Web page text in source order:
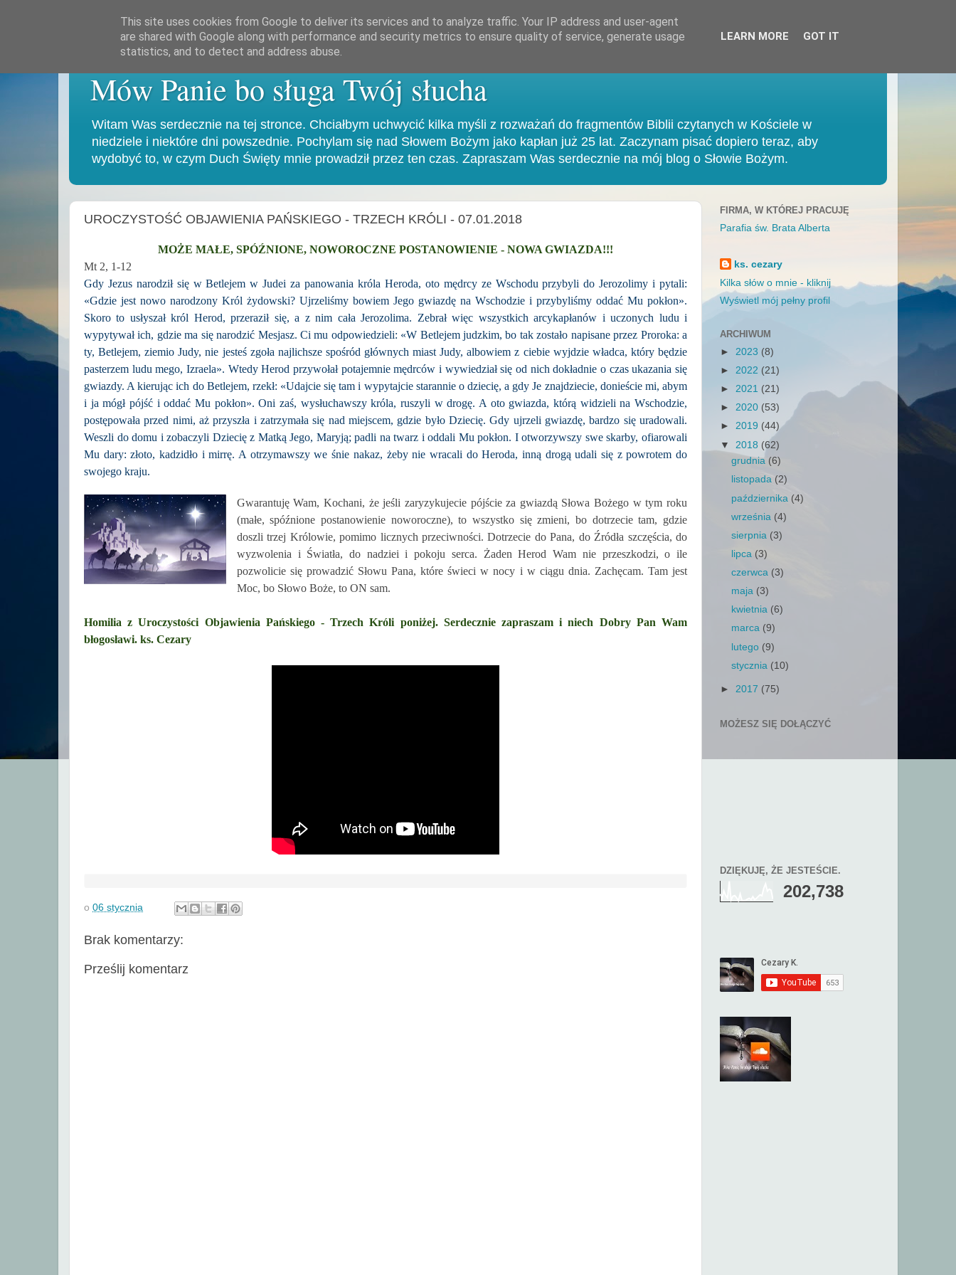
Mów Panie bo sługa Twój słucha
Witam Was serdecznie na tej stronce. Chciałbym uchwycić kilka myśli z rozważań do fragmentów Biblii czytanych w Kościele w
niedziele i niektóre dni powszednie. Pochylam się nad Słowem Bożym jako kapłan już 25 lat. Zaczynam pisać dopiero teraz, aby
wydobyć to, w czym Duch Święty mnie prowadził przez ten czas. Zapraszam Was serdecznie na mój blog o Słowie Bożym.
UROCZYSTOŚĆ OBJAWIENIA PAŃSKIEGO - TRZECH KRÓLI - 07.01.2018
MOŻE MAŁE, SPÓŹNIONE, NOWOROCZNE POSTANOWIENIE - NOWA GWIAZDA!!!
Mt 2, 1-12
Gdy Jezus narodził się w Betlejem w Judei za panowania króla Heroda, oto mędrcy ze Wschodu przybyli do Jerozolimy i pytali:
«Gdzie jest nowo narodzony Król żydowski? Ujrzeliśmy bowiem Jego gwiazdę na Wschodzie i przybyliśmy oddać Mu pokłon».
Skoro to usłyszał król Herod, przeraził się, a z nim cała Jerozolima. Zebrał więc wszystkich arcykapłanów i uczonych ludu i
wypytywał ich, gdzie ma się narodzić Mesjasz. Ci mu odpowiedzieli: «W Betlejem judzkim, bo tak zostało napisane przez Proroka: a
ty, Betlejem, ziemio Judy, nie jesteś zgoła najlichsze spośród głównych miast Judy, albowiem z ciebie wyjdzie władca, który będzie
pasterzem ludu mego, Izraela». Wtedy Herod przywołał potajemnie mędrców i wywiedział się od nich dokładnie o czas ukazania się
gwiazdy. A kierując ich do Betlejem, rzekł: «Udajcie się tam i wypytajcie starannie o dziecię, a gdy Je znajdziecie, donieście mi, abym
i ja mógł pójść i oddać Mu pokłon». Oni zaś, wysłuchawszy króla, ruszyli w drogę. A oto gwiazda, którą widzieli na Wschodzie,
postępowała przed nimi, aż przyszła i zatrzymała się nad miejscem, gdzie było Dziecię. Gdy ujrzeli gwiazdę, bardzo się uradowali.
Weszli do domu i zobaczyli Dziecię z Matką Jego, Maryją; padli na twarz i oddali Mu pokłon. I otworzywszy swe skarby, ofiarowali
Mu dary: złoto, kadzidło i mirrę. A otrzymawszy we śnie nakaz, żeby nie wracali do Heroda, inną drogą udali się z powrotem do
swojego kraju.
Gwarantuję Wam, Kochani, że jeśli zaryzykujecie pójście za gwiazdą Słowa Bożego w tym roku
(małe, spóźnione postanowienie noworoczne), to wszystko się zmieni, bo dotrzecie tam, gdzie
doszli trzej Królowie, pomimo licznych przeciwności. Dotrzecie do Pana, do Źródła szczęścia, do
wyzwolenia i Światła, do nadziei i pokoju serca. Żaden Herod Wam nie przeszkodzi, o ile
pozwolicie się prowadzić Słowu Pana, które świeci w nocy i w ciągu dnia. Zachęcam. Tam jest
Moc, bo Słowo Boże, to ON sam.
Homilia z Uroczystości Objawienia Pańskiego - Trzech Króli poniżej. Serdecznie zapraszam i niech Dobry Pan Wam
błogosławi. ks. Cezary
o 06 stycznia
Brak komentarzy:
Prześlij komentarz
FIRMA, W KTÓREJ PRACUJĘ
Parafia św. Brata Alberta
ks. cezary
Kilka słów o mnie - kliknij
Wyświetl mój pełny profil
ARCHIWUM
► 2023 (8)
► 2022 (21)
► 2021 (21)
► 2020 (53)
► 2019 (44)
▼ 2018 (62)
grudnia (6)
listopada (2)
października (4)
września (4)
sierpnia (3)
lipca (3)
czerwca (3)
maja (3)
kwietnia (6)
marca (9)
lutego (9)
stycznia (10)
► 2017 (75)
MOŻESZ SIĘ DOŁĄCZYĆ
DZIĘKUJĘ, ŻE JESTEŚCIE.
202,738
This site uses cookies from Google to deliver its services and to analyze traffic. Your IP address and user-agent
are shared with Google along with performance and security metrics to ensure quality of service, generate usage
statistics, and to detect and address abuse.
LEARN MORE GOT IT